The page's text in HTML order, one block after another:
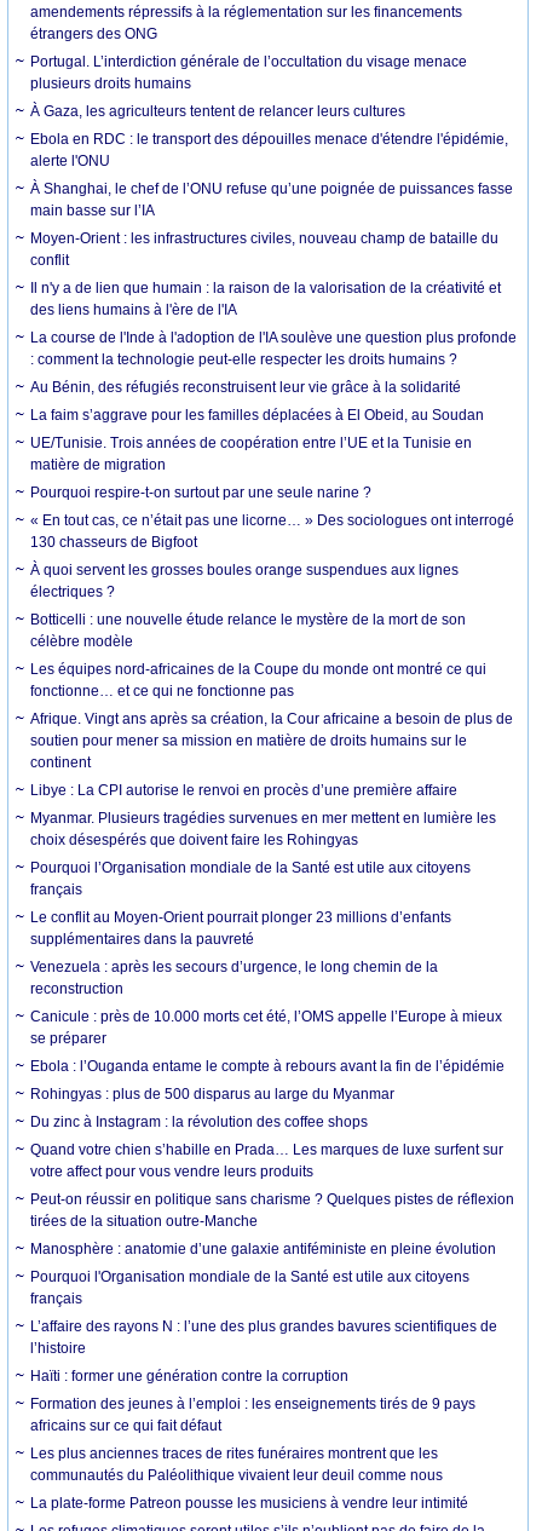
amendements répressifs à la réglementation sur les financements
étrangers des ONG
Portugal. L’interdiction générale de l’occultation du visage menace
plusieurs droits humains
À Gaza, les agriculteurs tentent de relancer leurs cultures
Ebola en RDC : le transport des dépouilles menace d'étendre l'épidémie,
alerte l'ONU
À Shanghai, le chef de l’ONU refuse qu’une poignée de puissances fasse
main basse sur l’IA
Moyen-Orient : les infrastructures civiles, nouveau champ de bataille du
conflit
Il n'y a de lien que humain : la raison de la valorisation de la créativité et
des liens humains à l'ère de l'IA
La course de l'Inde à l'adoption de l'IA soulève une question plus profonde
: comment la technologie peut-elle respecter les droits humains ?
Au Bénin, des réfugiés reconstruisent leur vie grâce à la solidarité
La faim s’aggrave pour les familles déplacées à El Obeid, au Soudan
UE/Tunisie. Trois années de coopération entre l’UE et la Tunisie en
matière de migration
Pourquoi respire-t-on surtout par une seule narine ?
« En tout cas, ce n’était pas une licorne… » Des sociologues ont interrogé
130 chasseurs de Bigfoot
À quoi servent les grosses boules orange suspendues aux lignes
électriques ?
Botticelli : une nouvelle étude relance le mystère de la mort de son
célèbre modèle
Les équipes nord-africaines de la Coupe du monde ont montré ce qui
fonctionne… et ce qui ne fonctionne pas
Afrique. Vingt ans après sa création, la Cour africaine a besoin de plus de
soutien pour mener sa mission en matière de droits humains sur le
continent
Libye : La CPI autorise le renvoi en procès d’une première affaire
Myanmar. Plusieurs tragédies survenues en mer mettent en lumière les
choix désespérés que doivent faire les Rohingyas
Pourquoi l’Organisation mondiale de la Santé est utile aux citoyens
français
Le conflit au Moyen-Orient pourrait plonger 23 millions d’enfants
supplémentaires dans la pauvreté
Venezuela : après les secours d’urgence, le long chemin de la
reconstruction
Canicule : près de 10.000 morts cet été, l’OMS appelle l’Europe à mieux
se préparer
Ebola : l’Ouganda entame le compte à rebours avant la fin de l’épidémie
Rohingyas : plus de 500 disparus au large du Myanmar
Du zinc à Instagram : la révolution des coffee shops
Quand votre chien s’habille en Prada… Les marques de luxe surfent sur
votre affect pour vous vendre leurs produits
Peut-on réussir en politique sans charisme ? Quelques pistes de réflexion
tirées de la situation outre-Manche
Manosphère : anatomie d’une galaxie antiféministe en pleine évolution
Pourquoi l'Organisation mondiale de la Santé est utile aux citoyens
français
L’affaire des rayons N : l’une des plus grandes bavures scientifiques de
l’histoire
Haïti : former une génération contre la corruption
Formation des jeunes à l’emploi : les enseignements tirés de 9 pays
africains sur ce qui fait défaut
Les plus anciennes traces de rites funéraires montrent que les
communautés du Paléolithique vivaient leur deuil comme nous
La plate-forme Patreon pousse les musiciens à vendre leur intimité